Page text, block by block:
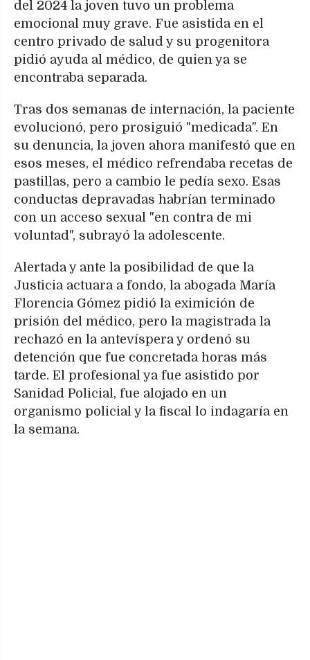
del 2024 la joven tuvo un problema
emocional muy grave. Fue asistida en el
centro privado de salud y su progenitora
pidió ayuda al médico, de quien ya se
encontraba separada.
Tras dos semanas de internación, la paciente
evolucionó, pero prosiguió "medicada". En
su denuncia, la joven ahora manifestó que en
esos meses, el médico refrendaba recetas de
pastillas, pero a cambio le pedía sexo. Esas
conductas depravadas habrían terminado
con un acceso sexual "en contra de mi
voluntad", subrayó la adolescente.
Alertada y ante la posibilidad de que la
Justicia actuara a fondo, la abogada María
Florencia Gómez pidió la eximición de
prisión del médico, pero la magistrada la
rechazó en la antevíspera y ordenó su
detención que fue concretada horas más
tarde. El profesional ya fue asistido por
Sanidad Policial, fue alojado en un
organismo policial y la fiscal lo indagaría en
la semana.